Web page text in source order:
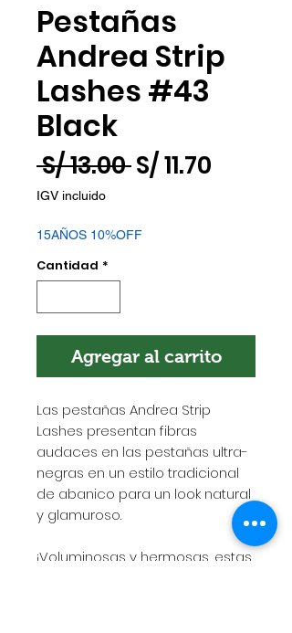
Pestañas
Andrea Strip
Lashes #43
Black
S/ 13.00 Precio
S/ 11.70
IGV incluido
15AÑOS 10%OFF
Cantidad *
Agregar al carrito
Las pestañas Andrea Strip
Lashes presentan fibras
audaces en las pestañas ultra-
negras en un estilo tradicional
de abanico para un look natural
y glamuroso.
¡Voluminosas y hermosas, estas